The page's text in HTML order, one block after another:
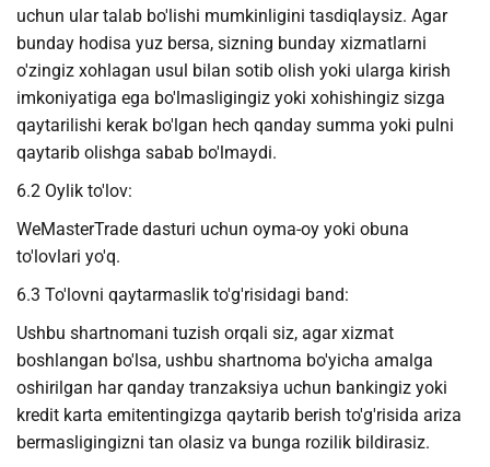
uchun ular talab bo'lishi mumkinligini tasdiqlaysiz. Agar
bunday hodisa yuz bersa, sizning bunday xizmatlarni
o'zingiz xohlagan usul bilan sotib olish yoki ularga kirish
imkoniyatiga ega bo'lmasligingiz yoki xohishingiz sizga
qaytarilishi kerak bo'lgan hech qanday summa yoki pulni
qaytarib olishga sabab bo'lmaydi.
6.2 Oylik to'lov:
WeMasterTrade dasturi uchun oyma-oy yoki obuna
to'lovlari yo'q.
6.3 To'lovni qaytarmaslik to'g'risidagi band:
Ushbu shartnomani tuzish orqali siz, agar xizmat
boshlangan bo'lsa, ushbu shartnoma bo'yicha amalga
oshirilgan har qanday tranzaksiya uchun bankingiz yoki
kredit karta emitentingizga qaytarib berish to'g'risida ariza
bermasligingizni tan olasiz va bunga rozilik bildirasiz.